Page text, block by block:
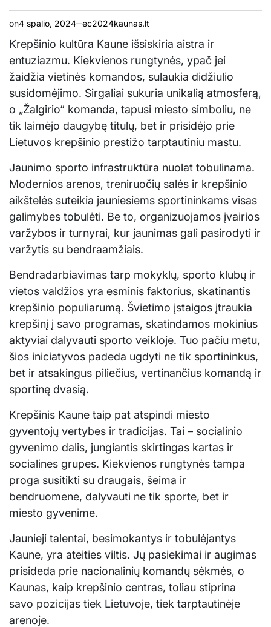
on4 spalio, 2024 ec2024kaunas.lt
Krepšinio kultūra Kaune išsiskiria aistra ir
entuziazmu. Kiekvienos rungtynės, ypač jei
žaidžia vietinės komandos, sulaukia didžiulio
susidomėjimo. Sirgaliai sukuria unikalią atmosferą,
o „Žalgirio“ komanda, tapusi miesto simboliu, ne
tik laimėjo daugybę titulų, bet ir prisidėjo prie
Lietuvos krepšinio prestižo tarptautiniu mastu.
Jaunimo sporto infrastruktūra nuolat tobulinama.
Modernios arenos, treniruočių salės ir krepšinio
aikštelės suteikia jauniesiems sportininkams visas
galimybes tobulėti. Be to, organizuojamos įvairios
varžybos ir turnyrai, kur jaunimas gali pasirodyti ir
varžytis su bendraamžiais.
Bendradarbiavimas tarp mokyklų, sporto klubų ir
vietos valdžios yra esminis faktorius, skatinantis
krepšinio populiarumą. Švietimo įstaigos įtraukia
krepšinį į savo programas, skatindamos mokinius
aktyviai dalyvauti sporto veikloje. Tuo pačiu metu,
šios iniciatyvos padeda ugdyti ne tik sportininkus,
bet ir atsakingus piliečius, vertinančius komandą ir
sportinę dvasią.
Krepšinis Kaune taip pat atspindi miesto
gyventojų vertybes ir tradicijas. Tai – socialinio
gyvenimo dalis, jungiantis skirtingas kartas ir
socialines grupes. Kiekvienos rungtynės tampa
proga susitikti su draugais, šeima ir
bendruomene, dalyvauti ne tik sporte, bet ir
miesto gyvenime.
Jaunieji talentai, besimokantys ir tobulėjantys
Kaune, yra ateities viltis. Jų pasiekimai ir augimas
prisideda prie nacionalinių komandų sėkmės, o
Kaunas, kaip krepšinio centras, toliau stiprina
savo pozicijas tiek Lietuvoje, tiek tarptautinėje
arenoje.